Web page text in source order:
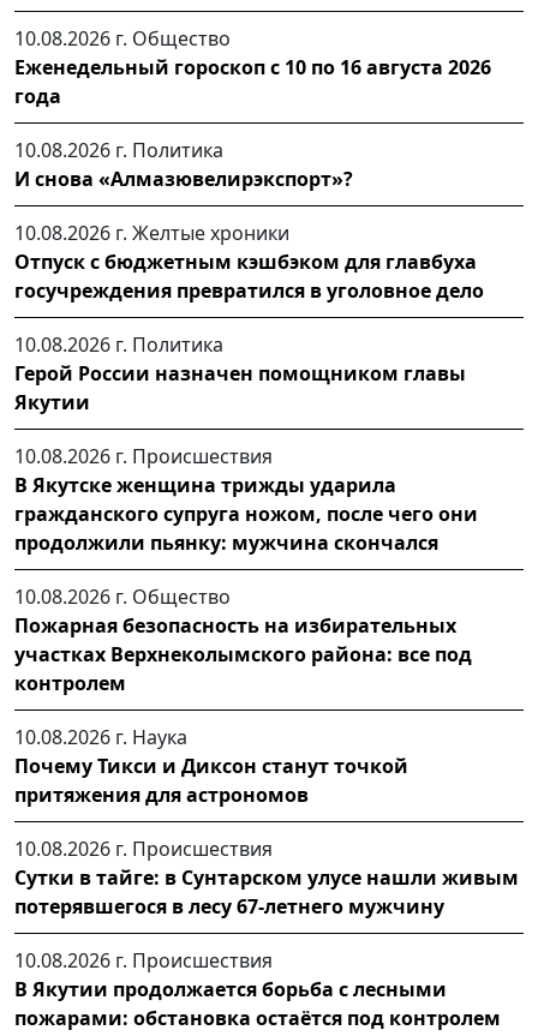
10.08.2026 г. Общество
Еженедельный гороскоп с 10 по 16 августа 2026
года
10.08.2026 г. Политика
И снова «Алмазювелирэкспорт»?
10.08.2026 г. Желтые хроники
Отпуск с бюджетным кэшбэком для главбуха
госучреждения превратился в уголовное дело
10.08.2026 г. Политика
Герой России назначен помощником главы
Якутии
10.08.2026 г. Происшествия
В Якутске женщина трижды ударила
гражданского супруга ножом, после чего они
продолжили пьянку: мужчина скончался
10.08.2026 г. Общество
Пожарная безопасность на избирательных
участках Верхнеколымского района: все под
контролем
10.08.2026 г. Наука
Почему Тикси и Диксон станут точкой
притяжения для астрономов
10.08.2026 г. Происшествия
Сутки в тайге: в Сунтарском улусе нашли живым
потерявшегося в лесу 67-летнего мужчину
10.08.2026 г. Происшествия
В Якутии продолжается борьба с лесными
пожарами: обстановка остаётся под контролем